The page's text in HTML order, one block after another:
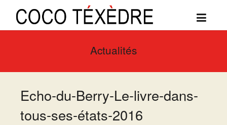
Actualités
Echo-du-Berry-Le-livre-dans-
tous-ses-états-2016